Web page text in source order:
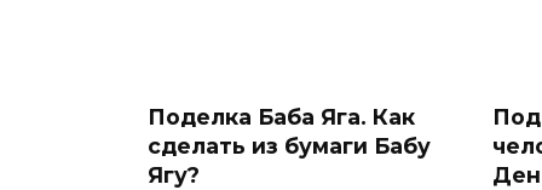
Поделка Баба Яга. Как
сделать из бумаги Бабу
Ягу?